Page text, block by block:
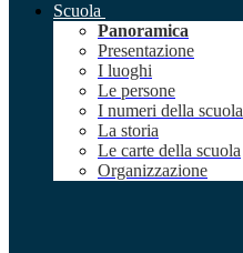
Scuola
Panoramica
Presentazione
I luoghi
Le persone
I numeri della scuola
La storia
Le carte della scuola
Organizzazione